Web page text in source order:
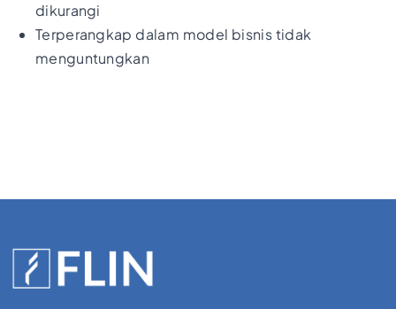
dikurangi
Terperangkap dalam model bisnis tidak
menguntungkan